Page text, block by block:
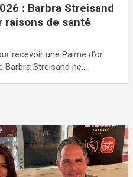
: Barbra Streisand
raisons de santé
recevoir une Palme d’or
Barbra Streisand ne…